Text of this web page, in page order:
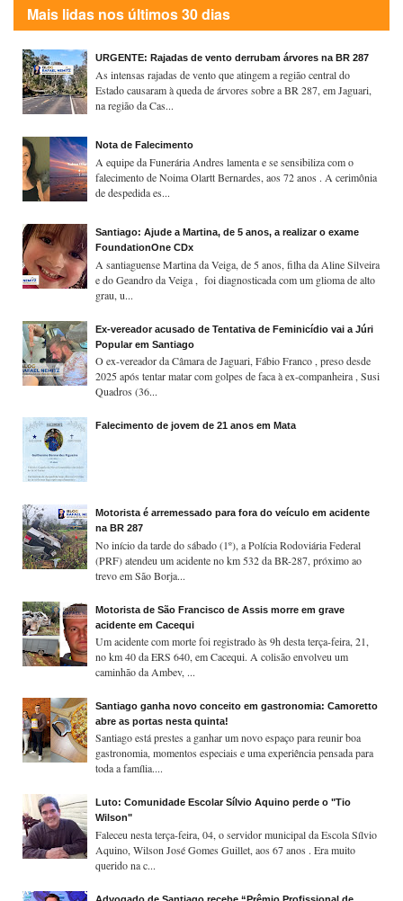
Mais lidas nos últimos 30 dias
URGENTE: Rajadas de vento derrubam árvores na BR 287
As intensas rajadas de vento que atingem a região central do
Estado causaram à queda de árvores sobre a BR 287, em Jaguari,
na região da Cas...
Nota de Falecimento
A equipe da Funerária Andres lamenta e se sensibiliza com o
falecimento de Noima Olartt Bernardes, aos 72 anos . A cerimônia
de despedida es...
Santiago: Ajude a Martina, de 5 anos, a realizar o exame
FoundationOne CDx
A santiaguense Martina da Veiga, de 5 anos, filha da Aline Silveira
e do Geandro da Veiga , foi diagnosticada com um glioma de alto
grau, u...
Ex-vereador acusado de Tentativa de Feminicídio vai a Júri
Popular em Santiago
O ex-vereador da Câmara de Jaguari, Fábio Franco , preso desde
2025 após tentar matar com golpes de faca à ex-companheira , Susi
Quadros (36...
Falecimento de jovem de 21 anos em Mata
Motorista é arremessado para fora do veículo em acidente
na BR 287
No início da tarde do sábado (1º), a Polícia Rodoviária Federal
(PRF) atendeu um acidente no km 532 da BR-287, próximo ao
trevo em São Borja...
Motorista de São Francisco de Assis morre em grave
acidente em Cacequi
Um acidente com morte foi registrado às 9h desta terça-feira, 21,
no km 40 da ERS 640, em Cacequi. A colisão envolveu um
caminhão da Ambev, ...
Santiago ganha novo conceito em gastronomia: Camoretto
abre as portas nesta quinta!
Santiago está prestes a ganhar um novo espaço para reunir boa
gastronomia, momentos especiais e uma experiência pensada para
toda a família....
Luto: Comunidade Escolar Sílvio Aquino perde o "Tio
Wilson"
Faleceu nesta terça-feira, 04, o servidor municipal da Escola Sílvio
Aquino, Wilson José Gomes Guillet, aos 67 anos . Era muito
querido na c...